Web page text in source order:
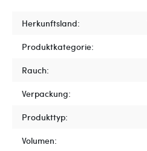
Herkunftsland:
Produktkategorie:
Rauch:
Verpackung:
Produkttyp:
Volumen: